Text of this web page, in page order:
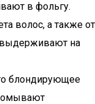
в фольгу.
волос, а также от
на
блондирующее